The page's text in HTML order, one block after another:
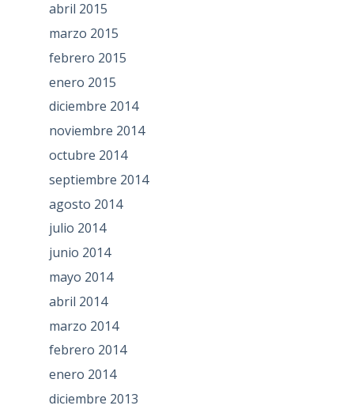
abril 2015
marzo 2015
febrero 2015
enero 2015
diciembre 2014
noviembre 2014
octubre 2014
septiembre 2014
agosto 2014
julio 2014
junio 2014
mayo 2014
abril 2014
marzo 2014
febrero 2014
enero 2014
diciembre 2013